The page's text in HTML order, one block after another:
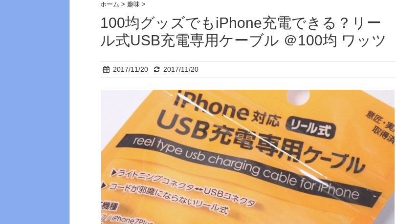
ホーム > 趣味 >
100均グッズでもiPhone充電できる？リー
ル式USB充電専用ケーブル ＠100均 ワッツ
2017/11/20 2017/11/20